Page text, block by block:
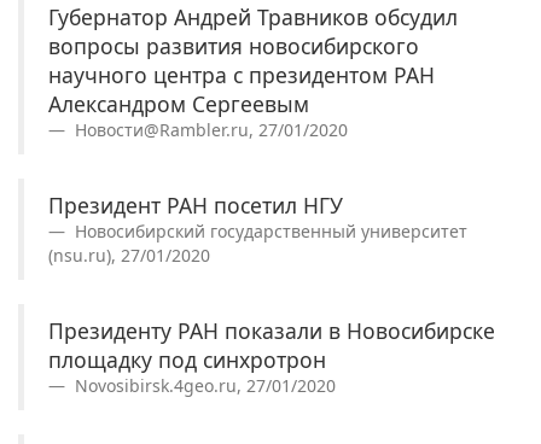
Губернатор Андрей Травников обсудил
вопросы развития новосибирского
научного центра с президентом РАН
Александром Сергеевым
Новости@Rambler.ru, 27/01/2020
Президент РАН посетил НГУ
Новосибирский государственный университет
(nsu.ru), 27/01/2020
Президенту РАН показали в Новосибирске
площадку под синхротрон
Novosibirsk.4geo.ru, 27/01/2020